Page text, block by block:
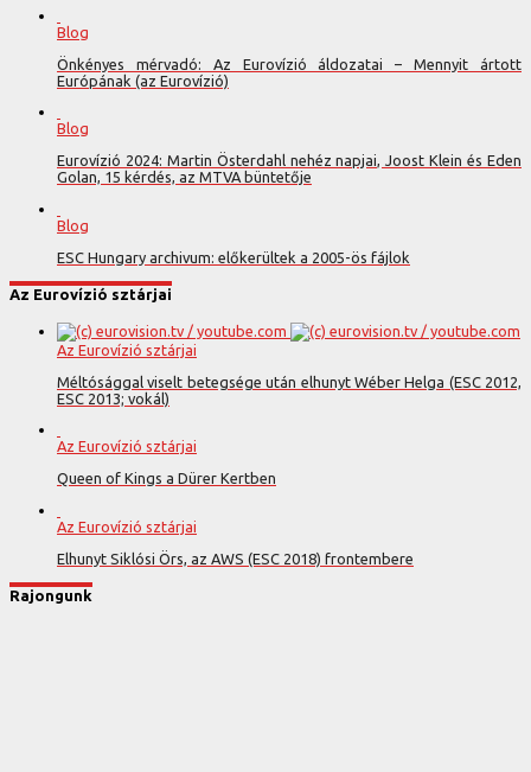
Blog
Önkényes mérvadó: Az Eurovízió áldozatai – Mennyit ártott
Európának (az Eurovízió)
Blog
Eurovízió 2024: Martin Österdahl nehéz napjai, Joost Klein és Eden
Golan, 15 kérdés, az MTVA büntetője
Blog
ESC Hungary archivum: előkerültek a 2005-ös fájlok
Az Eurovízió sztárjai
Az Eurovízió sztárjai
Méltósággal viselt betegsége után elhunyt Wéber Helga (ESC 2012,
ESC 2013; vokál)
Az Eurovízió sztárjai
Queen of Kings a Dürer Kertben
Az Eurovízió sztárjai
Elhunyt Siklósi Örs, az AWS (ESC 2018) frontembere
Rajongunk